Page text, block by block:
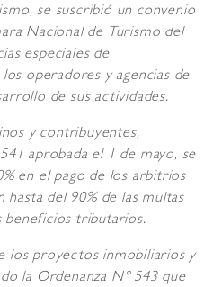
se suscribió un convenio
Nacional de Turismo del
especiales de
operadores y agencias de
de sus actividades.
y contribuyentes,
aprobada el 1 de mayo, se
en el pago de los arbitrios
hasta del 90% de las multas
beneficios tributarios.
los proyectos inmobiliarios y
la Ordenanza N° 543 que